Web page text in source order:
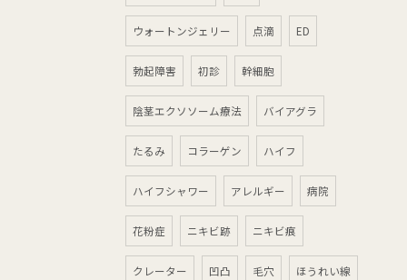
ウォートンジェリー 点滴 ED
勃起障害 初診 幹細胞
陰茎エクソソーム療法 バイアグラ
たるみ コラーゲン ハイフ
ハイフシャワー アレルギー 病院
花粉症 ニキビ跡 ニキビ痕
クレーター 凹凸 毛穴 ほうれい線